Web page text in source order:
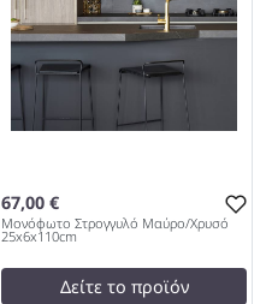
67,00 €
Μονόφωτο Στρογγυλό Μαύρο/Χρυσό
25x6x110cm
Δείτε το προϊόν